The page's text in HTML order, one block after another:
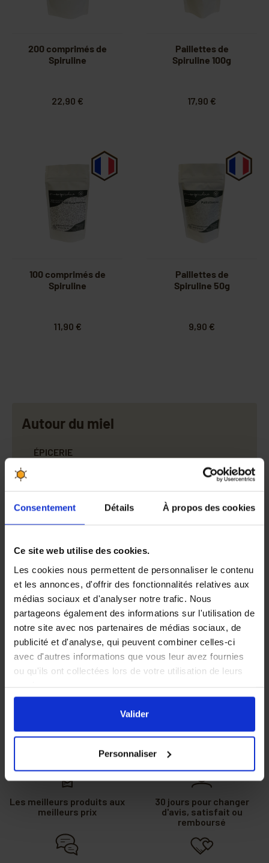
Consentement Détails À propos des cookies
Ce site web utilise des cookies.
Les cookies nous permettent de personnaliser le contenu
et les annonces, d'offrir des fonctionnalités relatives aux
médias sociaux et d'analyser notre trafic. Nous
partageons également des informations sur l'utilisation de
notre site avec nos partenaires de médias sociaux, de
publicité et d'analyse, qui peuvent combiner celles-ci
avec d'autres informations que vous leur avez fournies
ou qu'ils ont collectées lors de votre utilisation de leurs
En cliquant sur le boutonValidervous acceptez
l'ensemble des cookies de notre site ainsi que ceux de
nos partenaires. Vous pouvez également choisir les
Valider
Personnaliser
200 comprimés de
Spiruline
22,90 €
Paillettes de
Spiruline 100g
17,90 €
100 comprimés de
Spiruline
11,90 €
Paillettes de
Spiruline 50g
9,90 €
Autour du miel
ÉPICERIE
Cure & Compléments alimentaires
Gommes & Chewing-gum Propolis
Sprays & Sirops
Gels, Baumes & Huiles
Gélules & comprimés
COSMÉTIQUE
OBJETS
Les meilleurs produits aux
meilleurs prix
30 jours pour changer
d'avis, satisfait ou
remboursé